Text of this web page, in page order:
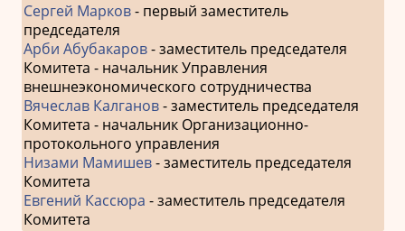
Сергей Марков- первый заместитель
председателя
Арби Абубакаров- заместитель председателя
Комитета - начальник Управления
внешнеэкономического сотрудничества
Вячеслав Калганов- заместитель председателя
Комитета - начальник Организационно-
протокольного управления
Низами Мамишев- заместитель председателя
Комитета
Евгений Кассюра - заместитель председателя
Комитета